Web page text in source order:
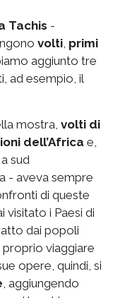
Tachis -
volti, primi
aggiunto tre
ad esempio, il
mostra, volti di
dell’Africa e,
sud
- aveva sempre
di queste
visitato i Paesi di
dai popoli
proprio viaggiare
opere, quindi, si
, aggiungendo